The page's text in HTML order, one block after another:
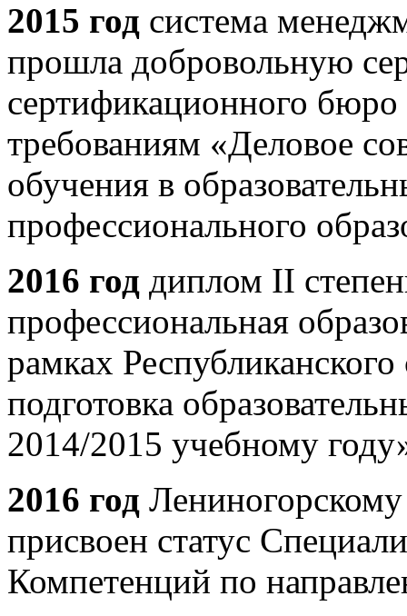
2015 год система
прошла добровольную
сертификационного
требованиям «Деловое
обучения в
профессионального
2016 год диплом II
профессиональная
рамках
подготовка
2014/2015 учебному
2016 год
присвоен статус
Компетенций по